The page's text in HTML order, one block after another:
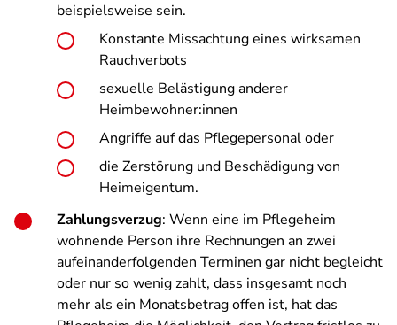
beispielsweise sein.
Konstante Missachtung eines wirksamen
Rauchverbots
sexuelle Belästigung anderer
Heimbewohner:innen
Angriffe auf das Pflegepersonal oder
die Zerstörung und Beschädigung von
Heimeigentum.
Zahlungsverzug: Wenn eine im Pflegeheim
wohnende Person ihre Rechnungen an zwei
aufeinanderfolgenden Terminen gar nicht begleicht
oder nur so wenig zahlt, dass insgesamt noch
mehr als ein Monatsbetrag offen ist, hat das